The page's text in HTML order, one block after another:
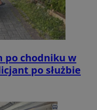
po chodniku w
po służbie